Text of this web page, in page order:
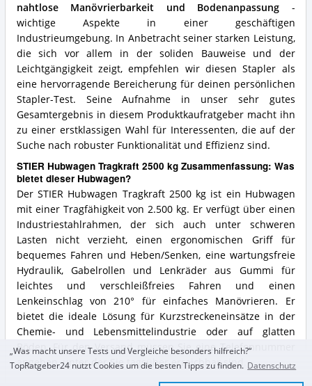
nahtlose Manövrierbarkeit und Bodenanpassung -
wichtige Aspekte in einer geschäftigen
Industrieumgebung. In Anbetracht seiner starken Leistung,
die sich vor allem in der soliden Bauweise und der
Leichtgängigkeit zeigt, empfehlen wir diesen Stapler als
eine hervorragende Bereicherung für deinen persönlichen
Stapler-Test. Seine Aufnahme in unser sehr gutes
Gesamtergebnis in diesem Produktkaufratgeber macht ihn
zu einer erstklassigen Wahl für Interessenten, die auf der
Suche nach robuster Funktionalität und Effizienz sind.
STIER Hubwagen Tragkraft 2500 kg Zusammenfassung: Was
bietet dieser Hubwagen?
Der STIER Hubwagen Tragkraft 2500 kg ist ein Hubwagen
mit einer Tragfähigkeit von 2.500 kg. Er verfügt über einen
Industriestahlrahmen, der sich auch unter schweren
Lasten nicht verzieht, einen ergonomischen Griff für
bequemes Fahren und Heben/Senken, eine wartungsfreie
Hydraulik, Gabelrollen und Lenkräder aus Gummi für
leichtes und verschleißfreies Fahren und einen
Lenkeinschlag von 210° für einfaches Manövrieren. Er
bietet die ideale Lösung für Kurzstreckeneinsätze in der
Chemie- und Lebensmittelindustrie oder auf glatten
Böden. Für den Versand müssen Sie eine Telefonnummer
angeben, unter der Sie tagsüber erreichbar sind.
„Was macht unsere Tests und Vergleiche besonders hilfreich?“
TopRatgeber24 nutzt Cookies um die besten Tipps zu finden. Datenschutz